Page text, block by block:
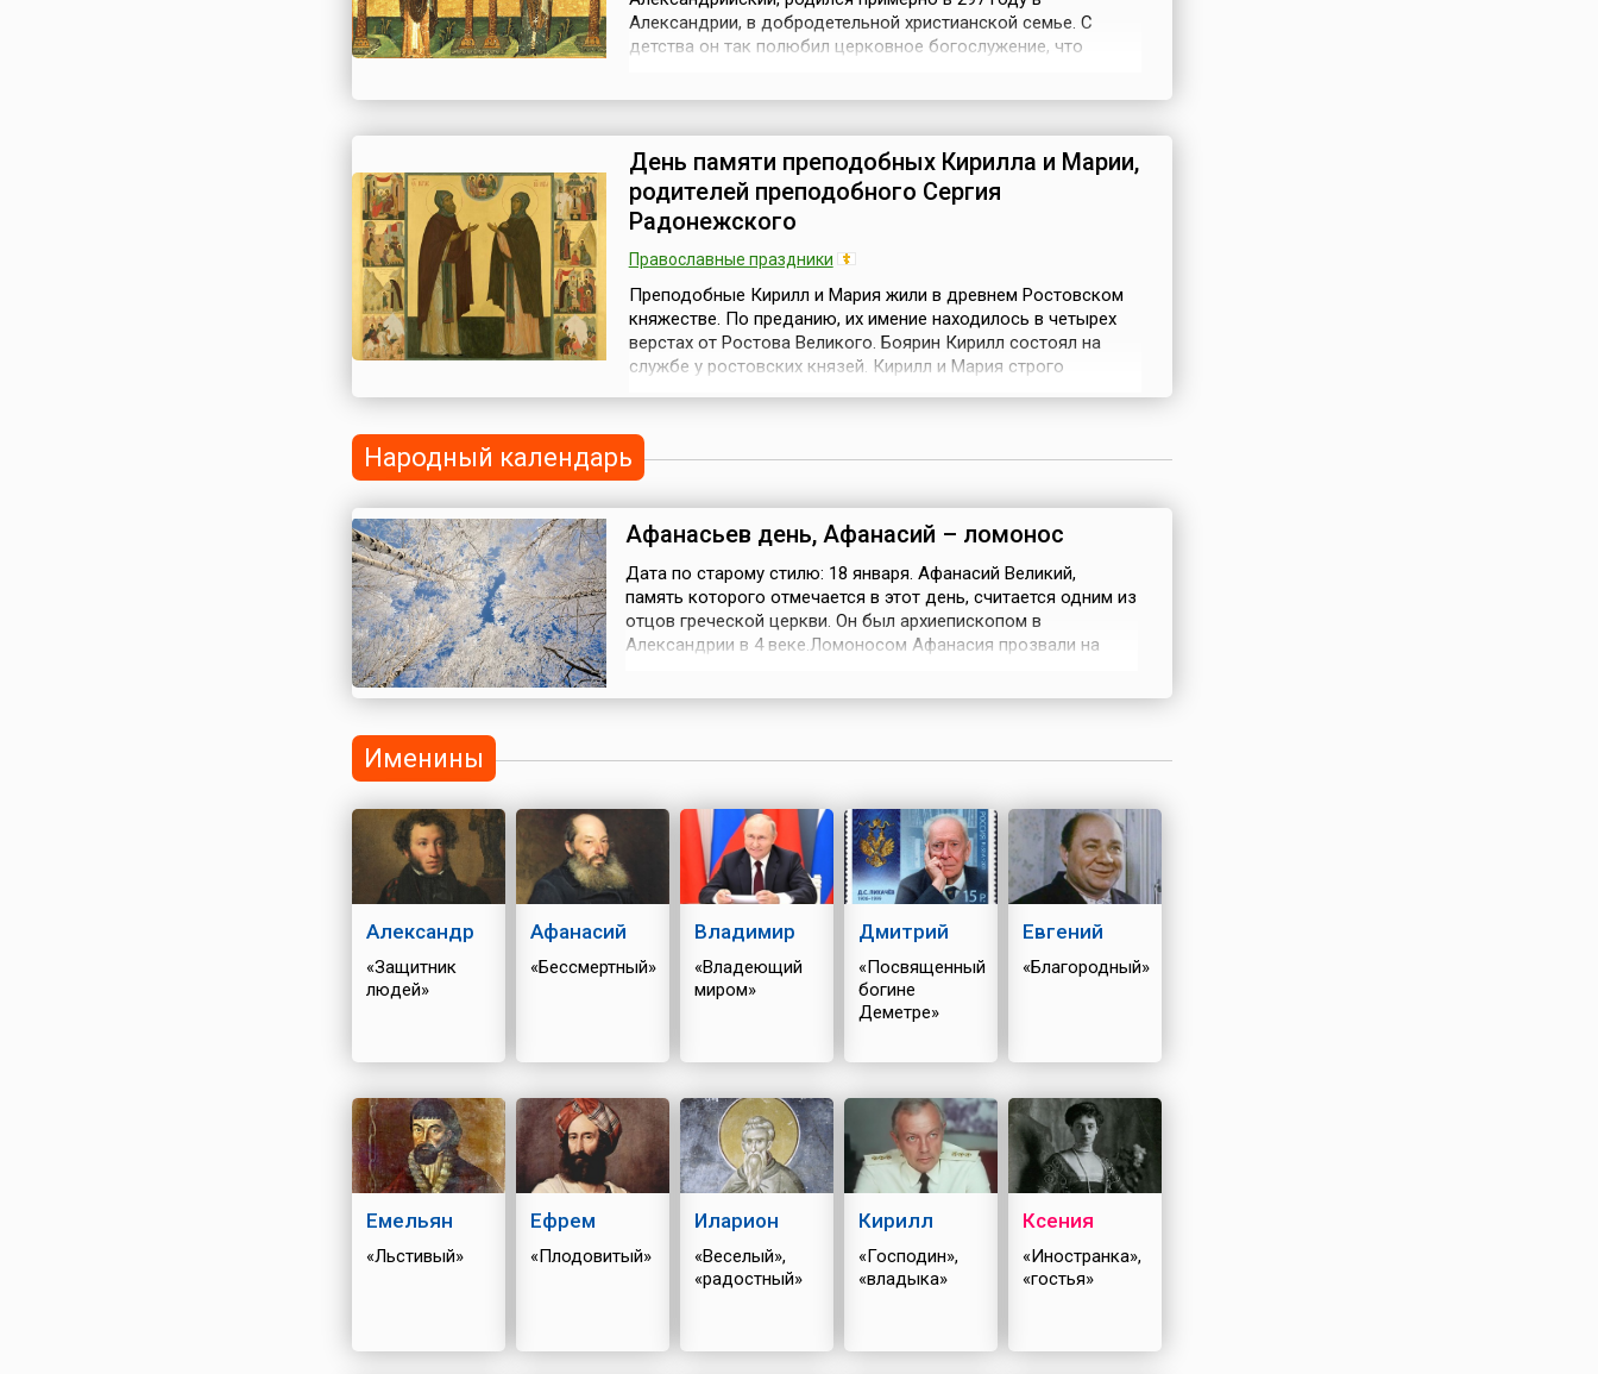
Александрии, в добродетельной христианской семье. С
детства он так полюбил церковное богослужение, что
из языческих семей, святой Афанасий рассказывал и...
День памяти преподобных Кирилла и Марии,
родителей преподобного Сергия
Радонежского
Православные праздники
Преподобные Кирилл и Мария жили в древнем Ростовском
княжестве. По преданию, их имение находилось в четырех
верстах от Ростова Великого. Боярин Кирилл состоял на
службе у ростовских князей. Кирилл и Мария строго
делах милосердия. У благочестивой четы уже был сын
Стефан, когда Бог даро...
Народный календарь
Афанасьев день, Афанасий – ломонос
Дата по старому стилю: 18 января. Афанасий Великий,
память которого отмечается в этот день, считается одним из
отцов греческой церкви. Он был архиепископом в
Александрии в 4 веке.Ломоносом Афанасия прозвали на
Именины
Александр
«Защитник
людей»
Афанасий
«Бессмертный»
Владимир
«Владеющий
миром»
Дмитрий
«Посвященный
богине
Деметре»
Евгений
«Благородный»
Емельян
«Льстивый»
Ефрем
«Плодовитый»
Иларион
«Веселый»,
«радостный»
Кирилл
«Господин»,
«владыка»
Ксения
«Иностранка»,
«гостья»